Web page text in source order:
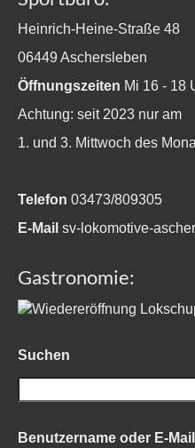
Heinrich-Heine-Straße 48
06449 Aschersleben
Öffnungszeiten Mi 16 - 18
Achtung: seit 2023 nur am
1. und 3. Mittwoch des
Telefon 03473/809305
E-Mail sv-lokomotive-
Gastronomie:
Suchen
Benutzername oder E-